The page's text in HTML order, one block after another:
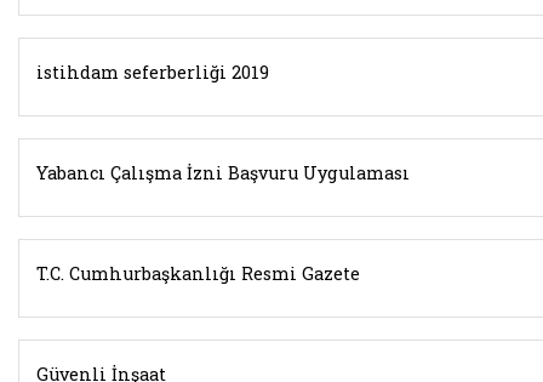
istihdam seferberliği 2019
Yabancı Çalışma İzni Başvuru Uygulaması
T.C. Cumhurbaşkanlığı Resmi Gazete
Güvenli İnşaat